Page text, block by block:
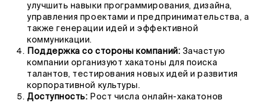
улучшить навыки программирования, дизайна,
управления проектами и предпринимательства, а
также генерации идей и эффективной
коммуникации.
Поддержка со стороны компаний: Зачастую
компании организуют хакатоны для поиска
талантов, тестирования новых идей и развития
корпоративной культуры.
Доступность: Рост числа онлайн-хакатонов